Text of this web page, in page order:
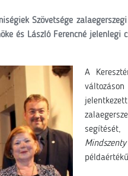
Szövetsége
és László Ferencné jelenlegi
A